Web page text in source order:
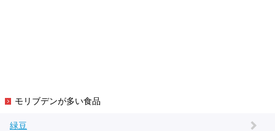
モリブデンが多い食品
緑豆